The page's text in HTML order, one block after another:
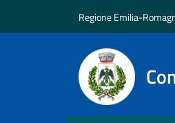
Regione Emilia-